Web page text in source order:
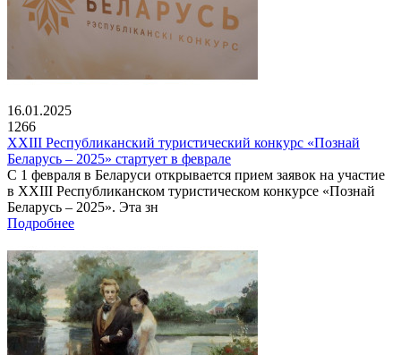
16.01.2025
1266
XXIII Республиканский туристический конкурс «Познай
Беларусь – 2025» стартует в феврале
С 1 февраля в Беларуси открывается прием заявок на участие
в XXIII Республиканском туристическом конкурсе «Познай
Беларусь – 2025». Эта зн
Подробнее